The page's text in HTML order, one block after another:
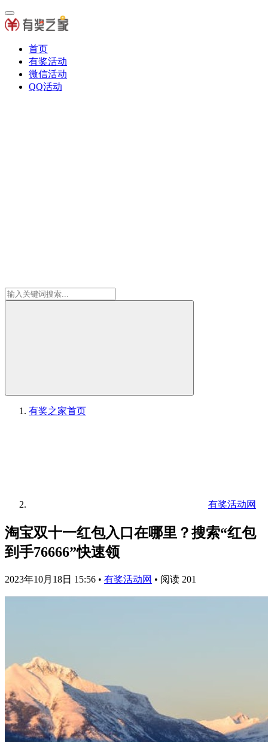
首页
有奖活动
微信活动
QQ活动
有奖之家首页
有奖活动网
淘宝双十一红包入口在哪里？搜索“红包
到手76666”快速领
2023年10月18日 15:56 • 有奖活动网 • 阅读 201